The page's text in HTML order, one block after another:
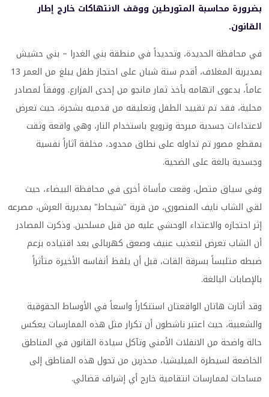
بضرورة محاسبة المتورطين ووقف الانتهاكات خارج إطار
القانون.
في محافظة الحديدة، وتحديداً في منطقة بني الغدرا – بني حشيش
بمديرية المغلاف، أقدم ستة شبان على احتجاز طفل يبلغ من العمر 13
عاماً، بدعوى اتهامه بأخذ ثمار مانجو من إحدى المزارع. ووفقاً لمصادر
محلية، فقد تم تقييد الطفل وتعليقه من قدميه بشجرة، حيث تعرض
لاعتداءات جسدية مبرحة وترويع باستخدام النار، وهي واقعة وثقت
بمقطع مصور تم تداوله على نطاق محدود، مخلفة آثاراً نفسية
وجسدية بالغة على الضحية.
وفي سياق متصل، وقعت مأساة أخرى في محافظة البيضاء، حيث
لقي الشاب نايف المنصوري، من قرية "شيحاط" بمديرية العرش، مصرعه
إثر احتجازه والاعتداء الوحشي عليه من قبل مسلحين. وذكرت المصادر
أن الشاب تعرض لتعذيب عنيف وصعق كهربائي بعد اقتياده بزعم
ضبطه متلبساً بسرقة القات، قبل أن يلفظ أنفاسه الأخيرة متأثراً
بالإصابات البالغة.
وقد أثارت هاتان الواقعتان استنكاراً واسعاً في الأوساط الحقوقية
والشعبية، حيث اعتبر ناشطون أن تكرار مثل هذه الممارسات يعكس
حالة واضحة من الانفلات الأمني وتآكل سيادة القانون في المناطق
الخاضعة لسيطرة الميليشيا، محذرين من تحول هذه المناطق إلى
مساحات لممارسات انتقامية خارج أي إشراف قضائي.